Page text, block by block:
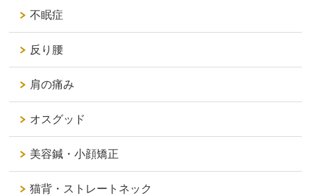
不眠症
反り腰
肩の痛み
オスグッド
美容鍼・小顔矯正
猫背・ストレートネック